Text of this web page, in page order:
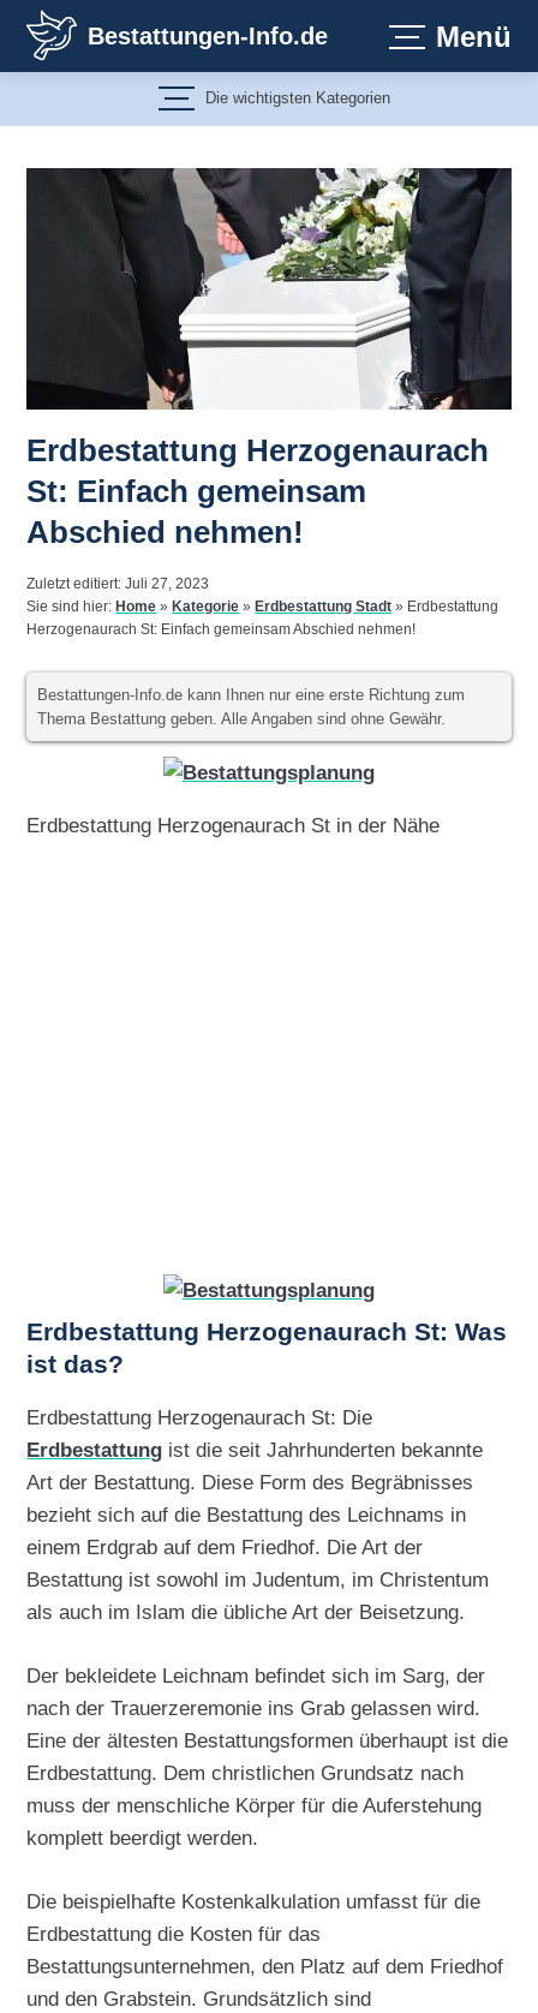
Inhalt
springen
Bestattungen-Info.de Menü
Die wichtigsten Kategorien
Erdbestattung Herzogenaurach
St: Einfach gemeinsam
Abschied nehmen!
Zuletzt editiert: Juli 27, 2023
Sie sind hier: Home » Kategorie » Erdbestattung Stadt » Erdbestattung
Herzogenaurach St: Einfach gemeinsam Abschied nehmen!
Bestattungen-Info.de kann Ihnen nur eine erste Richtung zum
Thema Bestattung geben. Alle Angaben sind ohne Gewähr.
Erdbestattung Herzogenaurach St in der Nähe
Erdbestattung Herzogenaurach St: Was
ist das?
Erdbestattung Herzogenaurach St: Die
Erdbestattung ist die seit Jahrhunderten bekannte
Art der Bestattung. Diese Form des Begräbnisses
bezieht sich auf die Bestattung des Leichnams in
einem Erdgrab auf dem Friedhof. Die Art der
Bestattung ist sowohl im Judentum, im Christentum
als auch im Islam die übliche Art der Beisetzung.
Der bekleidete Leichnam befindet sich im Sarg, der
nach der Trauerzeremonie ins Grab gelassen wird.
Eine der ältesten Bestattungsformen überhaupt ist die
Erdbestattung. Dem christlichen Grundsatz nach
muss der menschliche Körper für die Auferstehung
komplett beerdigt werden.
Die beispielhafte Kostenkalkulation umfasst für die
Erdbestattung die Kosten für das
Bestattungsunternehmen, den Platz auf dem Friedhof
und den Grabstein. Grundsätzlich sind